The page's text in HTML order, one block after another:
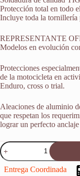
Protección total en todo
Incluye toda la tornillería
REPRESENTANTE
Modelos en evolución
Protecciones
de la motocicleta en
Enduro, cross o trial.
Aleaciones de aluminio
que respetan los
lograr un perfecto
Protector
Cubrecarter
Kawasaki
KlrEntrega Coordinada